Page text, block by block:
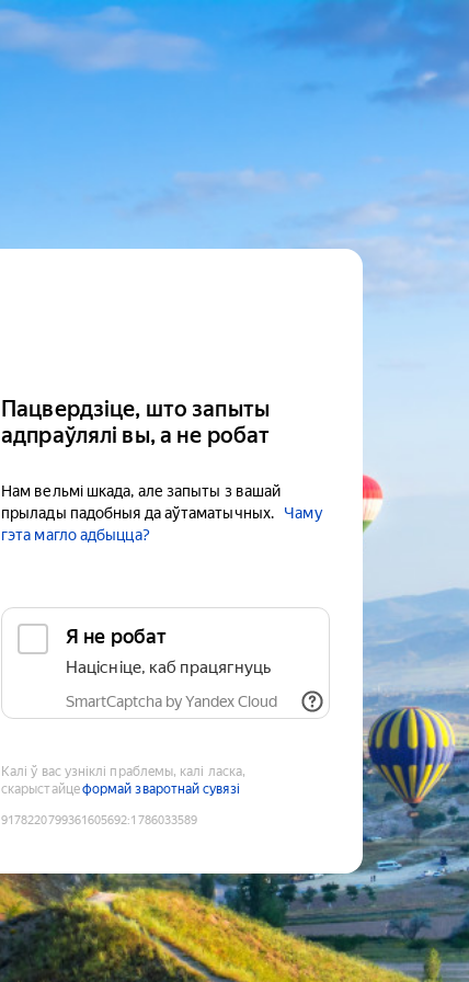
Пацвердзіце, што запыты
адпраўлялі вы, а не робат
Нам вельмі шкада, але запыты з вашай
прылады падобныя да аўтаматычных.
Чаму
гэта магло адбыцца?
Я не робат
Націсніце, каб працягнуць
SmartCaptcha by Yandex Cloud
Калі ў вас узніклі праблемы, калі ласка,
скарыстайцеформай зваротнай сувязі
9178220799361605692:1786033589